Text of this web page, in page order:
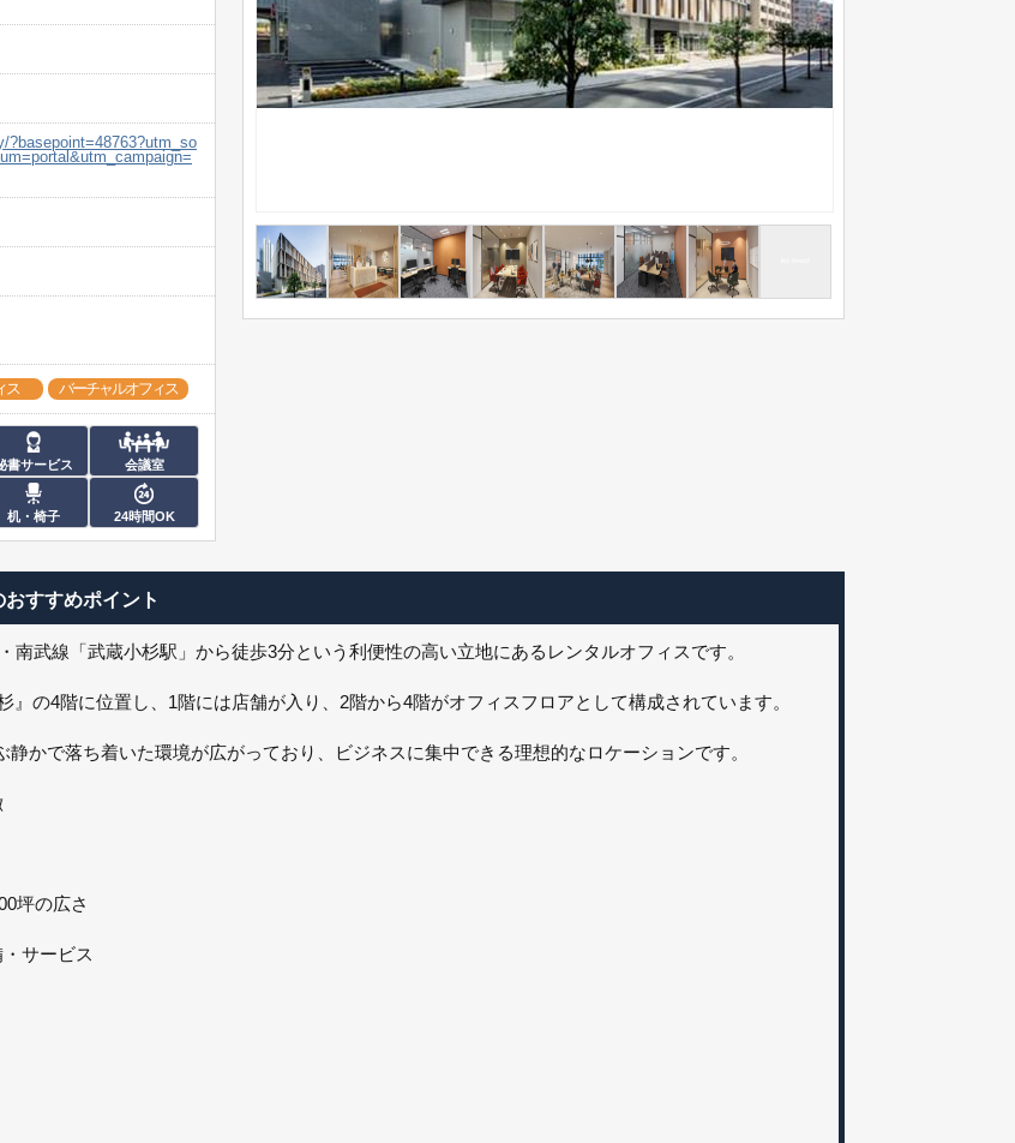
?basepoint=48763?utm_so
ス バーチャルオフィス
書サービス 会議室
机・椅子 24時間OK
おすすめポイント
南武線「武蔵小杉駅」から徒歩3分という利便性の高い立地にあるレンタルオフィスです。
の4階に位置し、1階には店舗が入り、2階から4階がオフィスフロアとして構成されています。
かで落ち着いた環境が広がっており、ビジネスに集中できる理想的なロケーションです。
坪の広さ
サービス